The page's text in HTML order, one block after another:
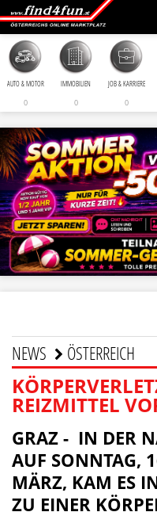
AUTO & MOTOR
0
IMMOBILIEN
0
JOB & KARRIERE
0
NEWS ÖSTERREICH
REIZMITTEL
GRAZ - IN DER
AUF SONNTAG,
MÄRZ, KAM ES
ZU EINER